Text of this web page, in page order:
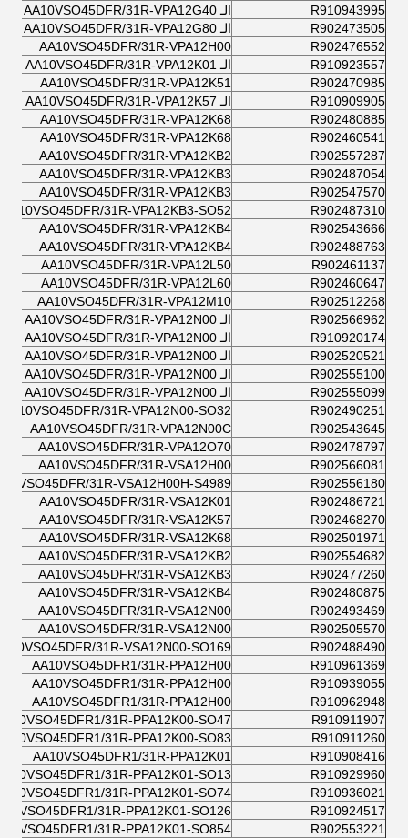
R910943995
الـ AA10VSO45DFR/31R-VPA12G40
R902473505
الـ AA10VSO45DFR/31R-VPA12G80
R902476552
AA10VSO45DFR/31R-VPA12H00
R910923557
الـ AA10VSO45DFR/31R-VPA12K01
R902470985
AA10VSO45DFR/31R-VPA12K51
R910909905
الـ AA10VSO45DFR/31R-VPA12K57
R902480885
AA10VSO45DFR/31R-VPA12K68
R902460541
AA10VSO45DFR/31R-VPA12K68
R902557287
AA10VSO45DFR/31R-VPA12KB2
R902487054
AA10VSO45DFR/31R-VPA12KB3
R902547570
AA10VSO45DFR/31R-VPA12KB3
R902487310
AA10VSO45DFR/31R-VPA12KB3-SO52
R902543666
AA10VSO45DFR/31R-VPA12KB4
R902488763
AA10VSO45DFR/31R-VPA12KB4
R902461137
AA10VSO45DFR/31R-VPA12L50
R902460647
AA10VSO45DFR/31R-VPA12L60
R902512268
AA10VSO45DFR/31R-VPA12M10
R902566962
الـ AA10VSO45DFR/31R-VPA12N00
R910920174
الـ AA10VSO45DFR/31R-VPA12N00
R902520521
الـ AA10VSO45DFR/31R-VPA12N00
R902555100
الـ AA10VSO45DFR/31R-VPA12N00
R902555099
الـ AA10VSO45DFR/31R-VPA12N00
R902490251
AA10VSO45DFR/31R-VPA12N00-SO32
R902543645
AA10VSO45DFR/31R-VPA12N00C
R902478797
AA10VSO45DFR/31R-VPA12O70
R902566081
AA10VSO45DFR/31R-VSA12H00
R902556180
31R-VSA12H00H-S4989
R902486721
AA10VSO45DFR/31R-VSA12K01
R902468270
AA10VSO45DFR/31R-VSA12K57
R902501971
AA10VSO45DFR/31R-VSA12K68
R902554682
AA10VSO45DFR/31R-VSA12KB2
R902477260
AA10VSO45DFR/31R-VSA12KB3
R902480875
AA10VSO45DFR/31R-VSA12KB4
R902493469
AA10VSO45DFR/31R-VSA12N00
R902505570
AA10VSO45DFR/31R-VSA12N00
R902488490
31R-VSA12N00-SO169
R910961369
AA10VSO45DFR1/31R-PPA12H00
R910939055
AA10VSO45DFR1/31R-PPA12H00
R910962948
AA10VSO45DFR1/31R-PPA12H00
R910911907
31R-PPA12K00-SO47
R910911260
31R-PPA12K00-SO83
R910908416
AA10VSO45DFR1/31R-PPA12K01
R910929960
31R-PPA12K01-SO13
R910936021
31R-PPA12K01-SO74
R910924517
31R-PPA12K01-SO126
R902553221
31R-PPA12K01-SO854